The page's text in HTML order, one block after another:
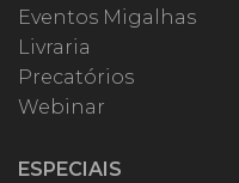
Eventos Migalhas
Livraria
Precatórios
Webinar
ESPECIAIS